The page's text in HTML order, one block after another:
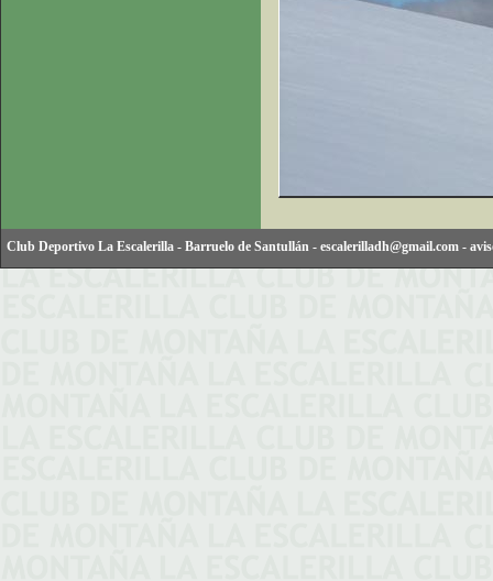
Club Deportivo La Escalerilla - Barruelo de Santullán - escalerilladh@gmail.com -